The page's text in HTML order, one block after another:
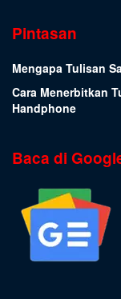
Pintasan
Mengapa Tulisan
Cara Menerbitkan
Handphone
Baca di